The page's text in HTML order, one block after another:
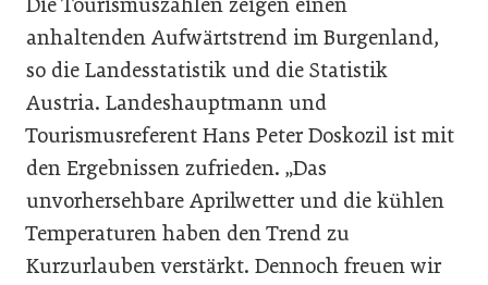
anhaltenden Aufwärtstrend im Burgenland,
so die Landesstatistik und die Statistik
Austria. Landeshauptmann und
Tourismusreferent Hans Peter Doskozil ist mit
den Ergebnissen zufrieden. „Das
unvorhersehbare Aprilwetter und die kühlen
Temperaturen haben den Trend zu
Kurzurlauben verstärkt. Dennoch freuen wir